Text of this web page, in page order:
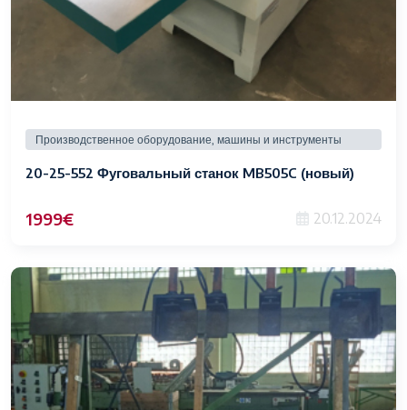
Производственное оборудование, машины и инструменты
20-25-552 Фуговальный станок MB505C (новый)
1999€ 20.12.2024